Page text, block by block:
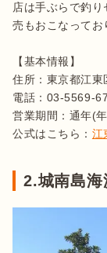
店は手ぶらで釣
売もおこなってお
【基本情報】
住所：東京都江
電話：03-5569-
営業期間：通年(
公式はこちら： 江
2.城南島海